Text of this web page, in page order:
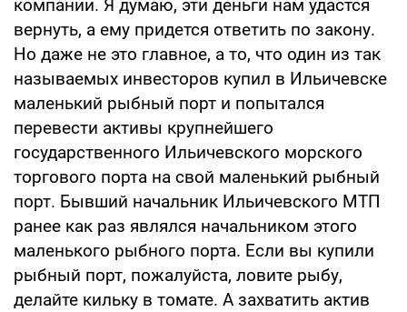
компании. Я думаю, эти деньги нам удастся
вернуть, а ему придется ответить по закону.
Но даже не это главное, а то, что один из так
называемых инвесторов купил в Ильичевске
маленький рыбный порт и попытался
перевести активы крупнейшего
государственного Ильичевского морского
торгового порта на свой маленький рыбный
порт. Бывший начальник Ильичевского МТП
ранее как раз являлся начальником этого
маленького рыбного порта. Если вы купили
рыбный порт, пожалуйста, ловите рыбу,
делайте кильку в томате. А захватить актив